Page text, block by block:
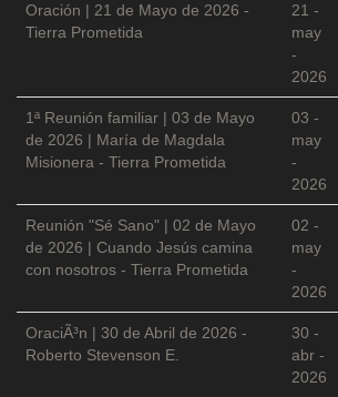
Oración | 21 de Mayo de 2026 -
Tierra Prometida
21 -
may
-
2026
1ª Reunión familiar | 03 de Mayo
de 2026 | María de Magdala
Misionera - Tierra Prometida
03 -
may
-
2026
Reunión "Sé Sano" | 02 de Mayo
de 2026 | Cuando Jesús camina
con nosotros - Tierra Prometida
02 -
may
-
2026
OraciÃ³n | 30 de Abril de 2026 -
Roberto Stevenson E.
30 -
abr -
2026